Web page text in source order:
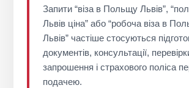
Запити “віза в Польщу Львів”,
Львів ціна” або “робоча віза в
Львів” частіше стосуються
документів, консультації,
запрошення і страхового поліса
подачею.